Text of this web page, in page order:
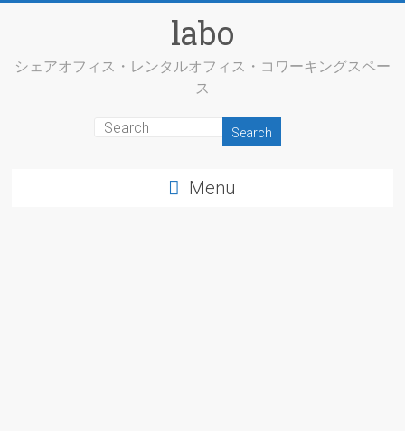
labo
シェアオフィス・レンタルオフィス・コワーキングスペー
ス
Menu